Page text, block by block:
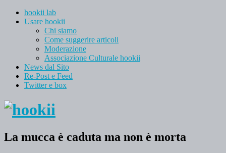
hookii lab
Usare hookii
Chi siamo
Come suggerire articoli
Moderazione
Associazione Culturale hookii
News dal Sito
Re-Post e Feed
Twitter e box
La mucca è caduta ma non è morta